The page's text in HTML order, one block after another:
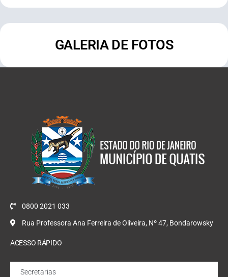
GALERIA DE FOTOS
0800 2021 033
Rua Professora Ana Ferreira de Oliveira, Nº 47, Bondarowsky
ACESSO RÁPIDO
Secretarias